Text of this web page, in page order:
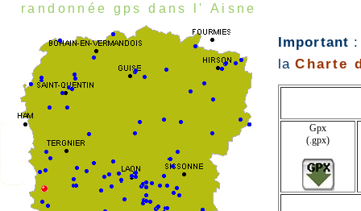
randonnée gps dans l' Aisne
Important
laCharte
Gpx
(.gpx)